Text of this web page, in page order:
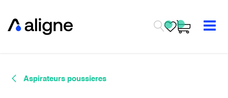
Aspirateurs poussieres